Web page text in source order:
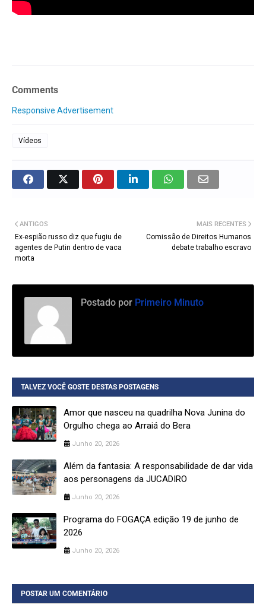
Comments
Responsive Advertisement
Vídeos
MAIS RECENTES
Comissão de Direitos Humanos
debate trabalho escravo
ANTIGOS
Ex-espião russo diz que fugiu de
agentes de Putin dentro de vaca
morta
Postado por Primeiro Minuto
TALVEZ VOCÊ GOSTE DESTAS POSTAGENS
Amor que nasceu na quadrilha Nova Junina do
Orgulho chega ao Arraiá do Bera
Junho 20, 2026
Além da fantasia: A responsabilidade de dar vida
aos personagens da JUCADIRO
Junho 20, 2026
Programa do FOGAÇA edição 19 de junho de
2026
Junho 20, 2026
POSTAR UM COMENTÁRIO